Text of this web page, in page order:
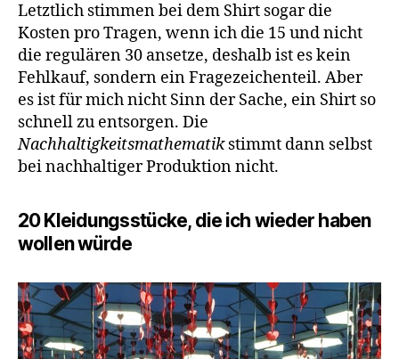
Letztlich stimmen bei dem Shirt sogar die
Kosten pro Tragen, wenn ich die 15 und nicht
die regulären 30 ansetze, deshalb ist es kein
Fehlkauf, sondern ein Fragezeichenteil. Aber
es ist für mich nicht Sinn der Sache, ein Shirt so
schnell zu entsorgen. Die
Nachhaltigkeitsmathematikstimmt dann selbst
bei nachhaltiger Produktion nicht.
20 Kleidungsstücke, die ich wieder haben
wollen würde